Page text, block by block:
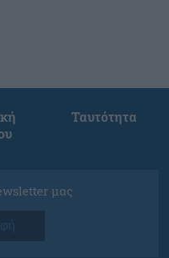
Ταυτότητα
μας